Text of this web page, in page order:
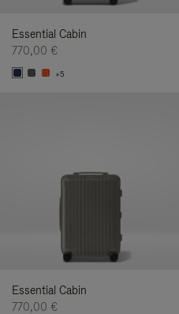
Essential Cabin
770,00 €
+5
Essential Cabin
770,00 €